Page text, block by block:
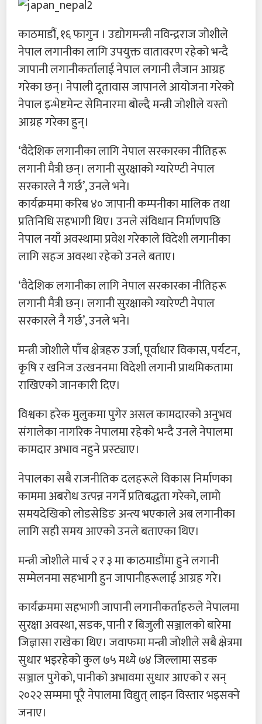
काठमाडौं, १६ फागुन । उद्योगमन्त्री नविन्द्रराज जोशीले
नेपाल लगानीका लागि उपयुक्त वातावरण रहेको भन्दै
जापानी लगानीकर्तालाई नेपाल लगानी लैजान आग्रह
गरेका छन्। नेपाली दूतावास जापानले आयोजना गरेको
नेपाल इन्भेष्टमेन्ट सेमिनारमा बोल्दै मन्त्री जोशीले यस्तो
आग्रह गरेका हुन्।
‘वैदेशिक लगानीका लागि नेपाल सरकारका नीतिहरू
लगानी मैत्री छन्। लगानी सुरक्षाको ग्यारेण्टी नेपाल
सरकारले नै गर्छ’, उनले भने।
कार्यक्रममा करिब ४० जापानी कम्पनीका मालिक तथा
प्रतिनिधि सहभागी थिए। उनले संविधान निर्माणपछि
नेपाल नयाँ अवस्थामा प्रवेश गरेकाले विदेशी लगानीका
लागि सहज अवस्था रहेको उनले बताए।
‘वैदेशिक लगानीका लागि नेपाल सरकारका नीतिहरू
लगानी मैत्री छन्। लगानी सुरक्षाको ग्यारेण्टी नेपाल
सरकारले नै गर्छ’, उनले भने।
मन्त्री जोशीले पाँच क्षेत्रहरु उर्जा, पूर्वाधार विकास, पर्यटन,
कृषि र खनिज उत्खननमा विदेशी लगानी प्राथमिकतामा
राखिएको जानकारी दिए।
विश्वका हरेक मुलुकमा पुगेर असल कामदारको अनुभव
संगालेका नागरिक नेपालमा रहेको भन्दै उनले नेपालमा
कामदार अभाव नहुने प्रस्ट्याए।
नेपालका सबै राजनीतिक दलहरूले विकास निर्माणका
काममा अबरोध उत्पन्न नगर्ने प्रतिबद्धता गरेको, लामो
समयदेखिको लोडसेडिङ अन्त्य भएकाले अब लगानीका
लागि सही समय आएको उनले बताएका थिए।
मन्त्री जोशीले मार्च २ र ३ मा काठमाडौंमा हुने लगानी
सम्मेलनमा सहभागी हुन जापानीहरूलाई आग्रह गरे।
कार्यक्रममा सहभागी जापानी लगानीकर्ताहरुले नेपालमा
सुरक्षा अवस्था, सडक, पानी र बिजुली सञ्जालको बारेमा
जिज्ञासा राखेका थिए। जवाफमा मन्त्री जोशीले सबै क्षेत्रमा
सुधार भइरहेको कुल ७५ मध्ये ७४ जिल्लामा सडक
सञ्जाल पुगेको, पानीको अभावमा सुधार आएको र सन्
२०२२ सम्ममा पूरै नेपालमा विद्युत् लाइन विस्तार भइसक्ने
जनाए।